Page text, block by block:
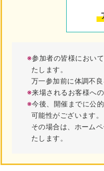
※参加者の皆様におい
たします。
万一参加前に体調不
※来場されるお客様へ
※今後、開催までに公
可能性がございます。
その場合は、ホーム
たします。